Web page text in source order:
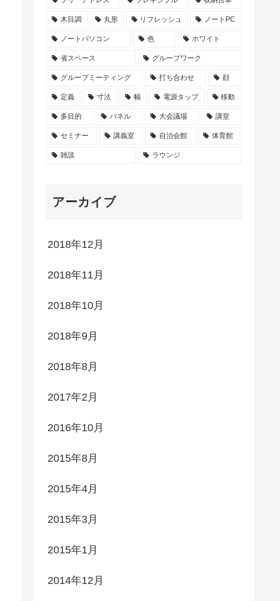
木目調 丸形 リフレッシュ ノートPC
ノートパソコン 色 ホワイト
省スペース グループワーク
グループミーティング 打ち合わせ 顔
定義 寸法 幅 電源タップ 移動
多目的 パネル 大会議場 講堂
セミナー 講義室 自治会館 体育館
雑談 ラウンジ
アーカイブ
2018年12月
2018年11月
2018年10月
2018年9月
2018年8月
2017年2月
2016年10月
2015年8月
2015年4月
2015年3月
2015年1月
2014年12月